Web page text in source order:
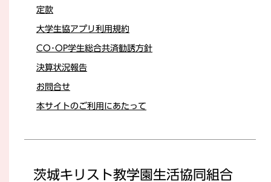
定款
大学生協アプリ利用規約
CO･OP学生総合共済勧誘方針
決算状況報告
お問合せ
本サイトのご利用にあたって
茨城キリスト教学園生活協同組合